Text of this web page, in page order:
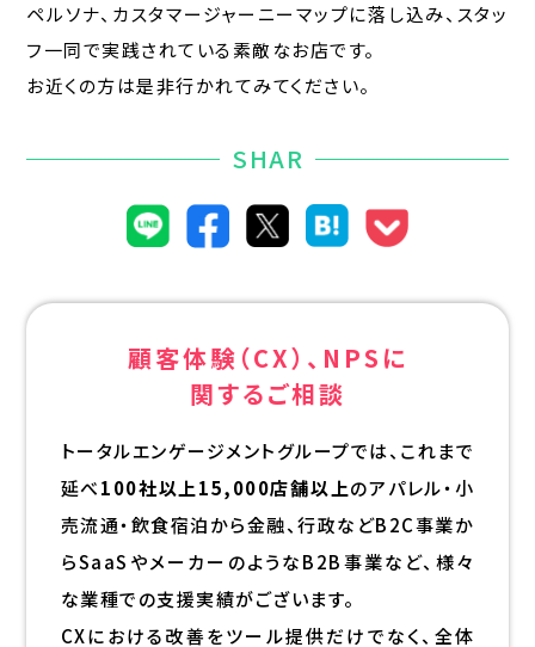
ペルソナ、カスタマージャーニーマップに落し込み、スタッ
フ一同で実践されている素敵なお店です。
お近くの方は是非行かれてみてください。
SHAR
顧客体験（CX）、NPSに
関するご相談
トータルエンゲージメントグループでは、これまで
延べ100社以上15,000店舗以上のアパレル・小
売流通・飲食宿泊から金融、行政などB2C事業か
らSaaSやメーカーのようなB2B事業など、様々
な業種での支援実績がございます。
CXにおける改善をツール提供だけでなく、全体